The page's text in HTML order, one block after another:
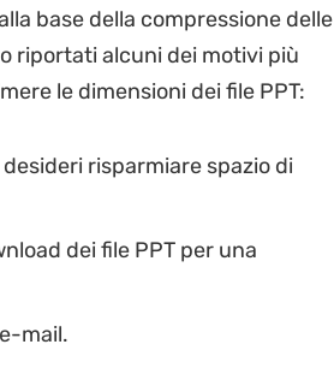
base della compressione delle
riportati alcuni dei motivi più
le dimensioni dei file PPT:
risparmiare spazio di
dei file PPT per una
mail.